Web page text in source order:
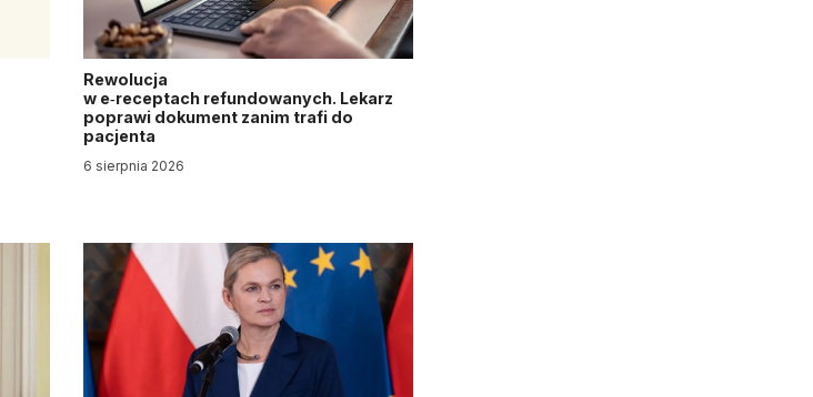
Rewolucja
w e‑receptach refundowanych. Lekarz
poprawi dokument zanim trafi do
pacjenta
6 sierpnia 2026